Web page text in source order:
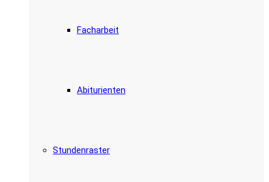
Facharbeit
Abiturienten
Stundenraster